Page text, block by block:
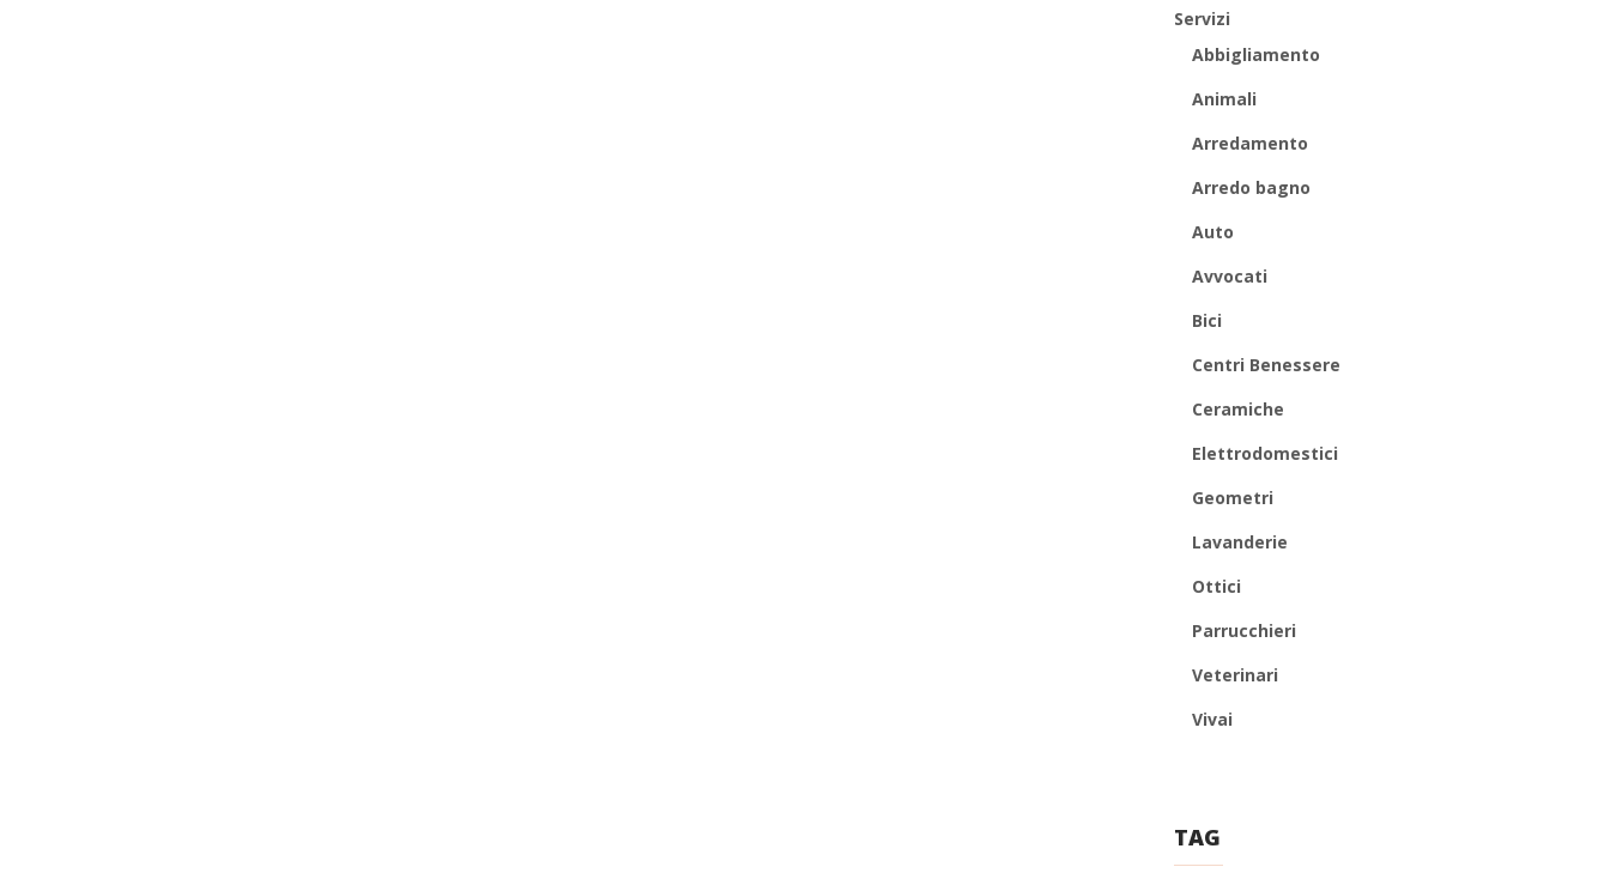
Servizi
Abbigliamento
Animali
Arredamento
Arredo bagno
Auto
Avvocati
Bici
Centri Benessere
Ceramiche
Elettrodomestici
Geometri
Lavanderie
Ottici
Parrucchieri
Veterinari
Vivai
TAG